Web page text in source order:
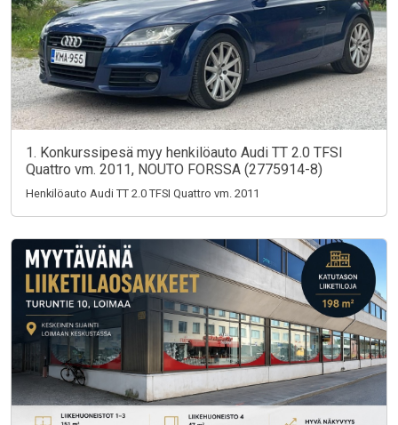
1. Konkurssipesä myy henkilöauto Audi TT 2.0 TFSI
Quattro vm. 2011, NOUTO FORSSA (2775914-8)
Henkilöauto Audi TT 2.0 TFSI Quattro vm. 2011